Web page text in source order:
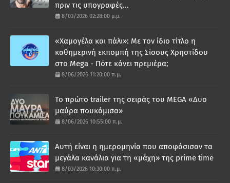
πριν τις υπογραφές...
8/03/2026 02:28:00 μ.μ.
«Χαμογέλα και πάλι»: Με τον ίδιο τίτλο η
καθημερινή εκπομπή της Σίσσυς Χρηστίδου
στο Mega - Πότε κάνει πρεμιέρα;
8/06/2026 11:20:00 π.μ.
Το πρώτο trailer της σειράς του MEGA «Δυο
μαύρα πουκάμισα»
8/06/2026 10:55:00 π.μ.
Αυτή είναι η ημερομηνία που αποφάσισαν τα
μεγάλα κανάλια για τη «μάχη» της prime time
8/03/2026 10:30:00 π.μ.